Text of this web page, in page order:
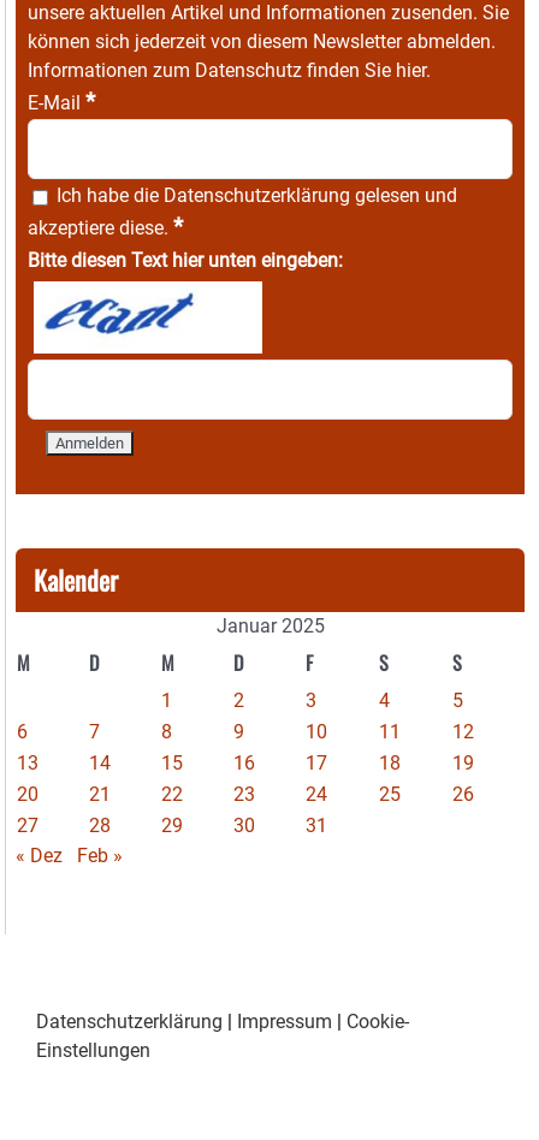
unsere aktuellen Artikel und Informationen zusenden. Sie
können sich jederzeit von diesem Newsletter abmelden.
Informationen zum Datenschutz finden Sie hier.
E-Mail *
Ich habe die Datenschutzerklärung gelesen und
akzeptiere diese. *
Bitte diesen Text hier unten eingeben:
Kalender
Januar 2025
M D M D F S S
1 2 3 4
5
6
7 8 9 10 11
12
13
14 15 16 17 18
19
20
21 22 23 24 25
26
27
28 29 30
31
« Dez
Feb »
Datenschutzerklärung Impressum
Cookie-
Einstellungen